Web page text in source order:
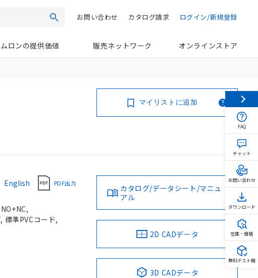
検索 ログイン/新規登録
カタログ請求
お問い合わせ
ロンの提供価値 販売ネットワーク オンラインストア
マイリストに追加
English PDF出力
標準PVCコード,
カタログ/データシート/マニュ
アル
2D CADデータ
3D CADデータ
FAQ
チャット
お問い合わせ
ダウンロード
在庫・価格
無料テスト機